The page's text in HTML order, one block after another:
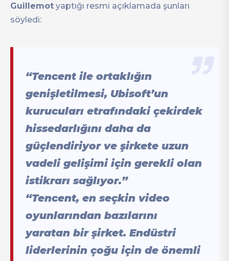
Guillemot yaptığı resmi açıklamada şunları
söyledi:
“Tencent ile ortaklığın
genişletilmesi, Ubisoft’un
kurucuları etrafındaki çekirdek
hissedarlığını daha da
güçlendiriyor ve şirkete uzun
vadeli gelişimi için gerekli olan
istikrarı sağlıyor.”
“Tencent, en seçkin video
oyunlarından bazılarını
yaratan bir şirket. Endüstri
liderlerinin çoğu için de önemli